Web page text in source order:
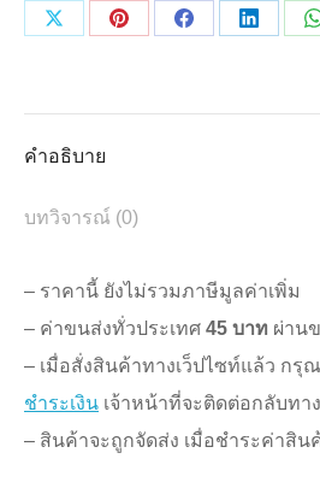
ขวดShare
Share
Share
Share
คำอธิบาย
บทวิจารณ์ (0)
– ราคานี้ ยังไม่รวมภาษีมูลค่าเพิ่ม
– ค่าขนส่งทั่วประเทศ 45 บาท ผ่าน
– เมื่อสั่งสินค้าทางเว็ปไซท์แล้ว กรุ
ชำระเงิน เจ้าหน้าที่จะติดต่อกลับทา
– สินค้าจะถูกจัดส่ง เมื่อชำระค่าสิ